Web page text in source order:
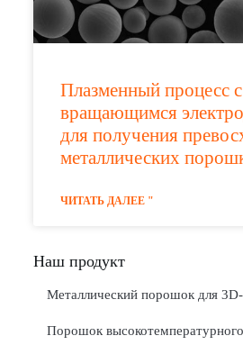
Плазменный процесс с
вращающимся
для получения
металлических
ЧИТАТЬ ДАЛЕЕ "
Наш продукт
Металлический порошок для
Порошок высокотемпературного